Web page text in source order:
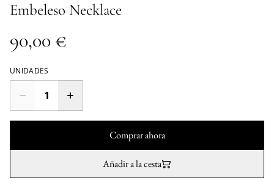
Embeleso Necklace
90,00 €
UNIDADES
Comprar ahora
Añadir a la cesta